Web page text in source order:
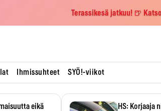
Terassikesä jatkuu! 🍺
Ihmissuhteet SYÖ!-viikot
eikä
HS: Korjaaja